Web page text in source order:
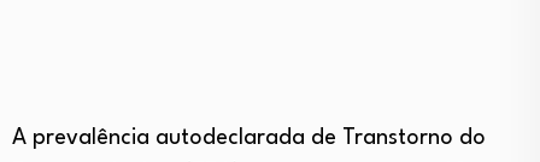
A prevalência autodeclarada de Transtorno do